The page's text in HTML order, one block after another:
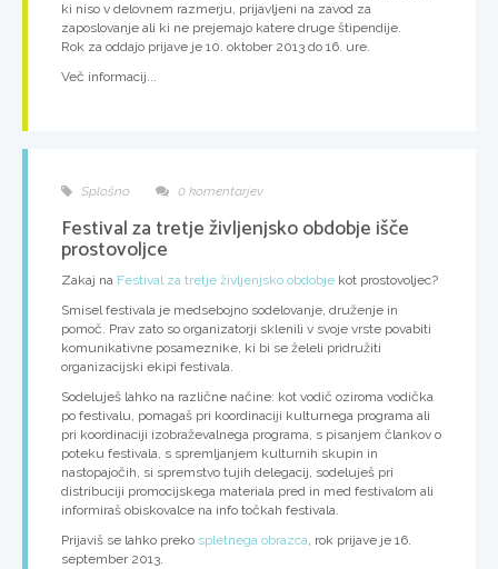
ki niso v delovnem razmerju, prijavljeni na zavod za
zaposlovanje ali ki ne prejemajo katere druge štipendije.
Rok za oddajo prijave je 10. oktober 2013 do 16. ure.
Več informacij...
Splošno 0 komentarjev
Festival za tretje življenjsko obdobje išče
prostovoljce
Zakaj na Festival za tretje življenjsko obdobje kot prostovoljec?
Smisel festivala je medsebojno sodelovanje, druženje in
pomoč. Prav zato so organizatorji sklenili v svoje vrste povabiti
komunikativne posameznike, ki bi se želeli pridružiti
organizacijski ekipi festivala.
Sodeluješ lahko na različne načine: kot vodič oziroma vodička
po festivalu, pomagaš pri koordinaciji kulturnega programa ali
pri koordinaciji izobraževalnega programa, s pisanjem člankov o
poteku festivala, s spremljanjem kulturnih skupin in
nastopajočih, si spremstvo tujih delegacij, sodeluješ pri
distribuciji promocijskega materiala pred in med festivalom ali
informiraš obiskovalce na info točkah festivala.
Prijaviš se lahko preko spletnega obrazca, rok prijave je 16.
september 2013.